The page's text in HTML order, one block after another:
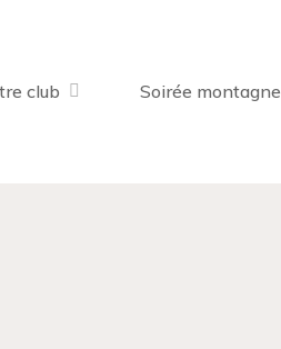
club Soirée montagne